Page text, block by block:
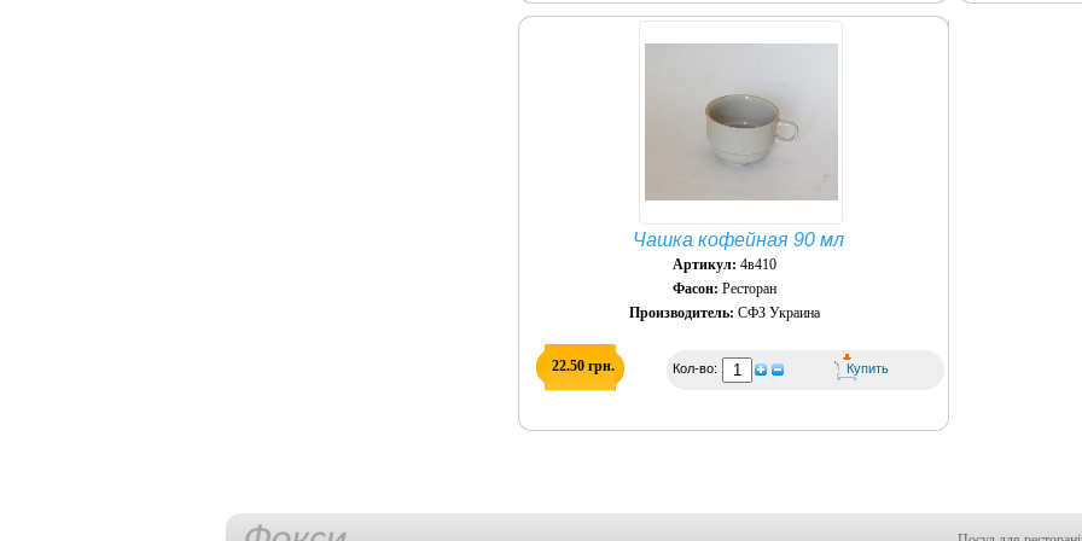
Чашка кофейная 90 мл
Артикул: 4в410
Фасон: Ресторан
Производитель: СФЗ Украина
22.50 грн. Кол-во: